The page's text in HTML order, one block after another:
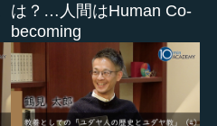
は？…人間はHuman Co-
becoming